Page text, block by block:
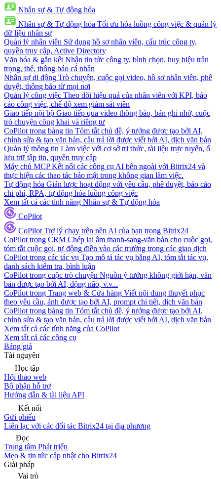
Nhân sự & Tự động hóa
Nhân sự & Tự động hóa Tối ưu hóa luồng công việc & quản lý
dữ liệu nhân sự
Quản lý nhân viên Sử dụng hồ sơ nhân viên, cấu trúc công ty,
quyền truy cập, Active Directory
Văn hóa & gắn kết Nhận tin tức công ty, bình chọn, huy hiệu trân
trọng, thẻ, thông báo cá nhân
Nhân sự di động Trò chuyện, cuộc gọi video, hồ sơ nhân viên, phê
duyệt, thông báo từ mọi nơi
Quản lý công việc Theo dõi hiệu quả của nhân viên với KPI, báo
cáo công việc, chế độ xem giám sát viên
Giao tiếp nội bộ Giao tiếp qua video thông báo, bản ghi nhớ, cuộc
trò chuyện công khai và riêng tư
CoPilot trong bảng tin Tóm tắt chủ đề, ý tưởng được tạo bởi AI,
chỉnh sửa & tạo văn bản, câu trả lời được viết bởi AI, dịch văn bản
Quản lý thông tin Làm việc với cơ sở tri thức, tài liệu trực tuyến, ổ
lưu trữ tập tin, quyền truy cập
Máy chủ MCP Kết nối các công cụ AI bên ngoài với Bitrix24 và
thực hiện các thao tác bảo mật trong không gian làm việc.
Tự động hóa Giản lược hoạt động với yêu cầu, phê duyệt, báo cáo
chi phí, RPA, tự động hóa luồng công việc
Xem tất cả các tính năng Nhân sự & Tự động hóa
CoPilot
CoPilot Trợ lý chạy trên nền AI của bạn trong Bitrix24
CoPilot trong CRM Chép lại âm thanh-sang-văn bản cho cuộc gọi,
tóm tắt cuộc gọi, tự động điền vào các trường trong các giao dịch
CoPilot trong các tác vụ Tạo mô tả tác vụ bằng AI, tóm tắt tác vụ,
danh sách kiểm tra, bình luận
CoPilot trong cuộc trò chuyện Nguồn ý tưởng không giới hạn, văn
bản được tạo bởi AI, động não, v.v...
CoPilot trong Trang web & Cửa hàng Viết nội dung thuyết phục
theo yêu cầu, ảnh được tạo bởi AI, prompt chi tiết, dịch văn bản
CoPilot trong bảng tin Tóm tắt chủ đề, ý tưởng được tạo bởi AI,
chỉnh sửa & tạo văn bản, câu trả lời được viết bởi AI, dịch văn bản
Xem tất cả các tính năng của CoPilot
Xem tất cả các công cụ
Bảng giá
Tài nguyên
Học tập
Hội thảo web
Bộ phận hỗ trợ
Hướng dẫn & tài liệu API
Kết nối
Gửi phiếu
Liên lạc với các đối tác Bitrix24 tại địa phương
Đọc
Trung tâm Phát triển
Mẹo & tin tức cập nhật cho Bitrix24
Giải pháp
Vai trò